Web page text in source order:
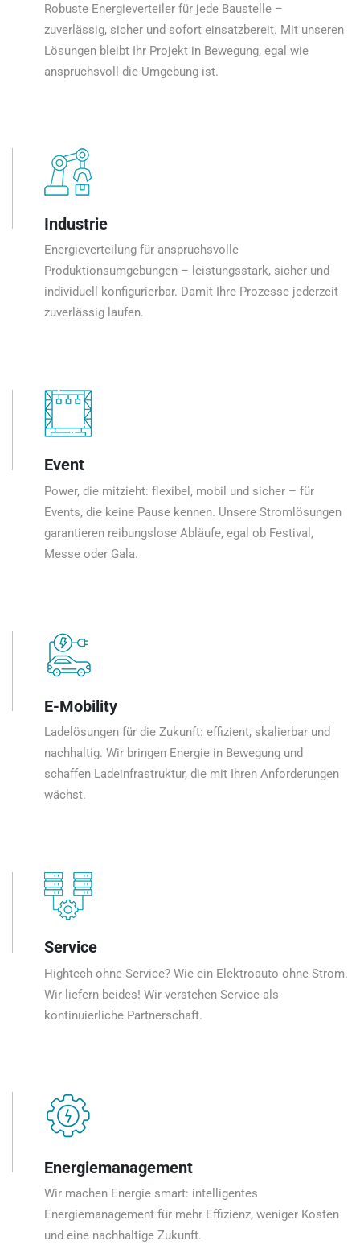
Robuste Energieverteiler für jede Baustelle –
zuverlässig, sicher und sofort einsatzbereit. Mit unseren
Lösungen bleibt Ihr Projekt in Bewegung, egal wie
anspruchsvoll die Umgebung ist.
Industrie
Energieverteilung für anspruchsvolle
Produktionsumgebungen – leistungsstark, sicher und
individuell konfigurierbar. Damit Ihre Prozesse jederzeit
zuverlässig laufen.
Event
Power, die mitzieht: flexibel, mobil und sicher – für
Events, die keine Pause kennen. Unsere Stromlösungen
garantieren reibungslose Abläufe, egal ob Festival,
Messe oder Gala.
E-Mobility
Ladelösungen für die Zukunft: effizient, skalierbar und
nachhaltig. Wir bringen Energie in Bewegung und
schaffen Ladeinfrastruktur, die mit Ihren Anforderungen
wächst.
Service
Hightech ohne Service? Wie ein Elektroauto ohne Strom.
Wir liefern beides! Wir verstehen Service als
kontinuierliche Partnerschaft.
Energiemanagement
Wir machen Energie smart: intelligentes
Energiemanagement für mehr Effizienz, weniger Kosten
und eine nachhaltige Zukunft.